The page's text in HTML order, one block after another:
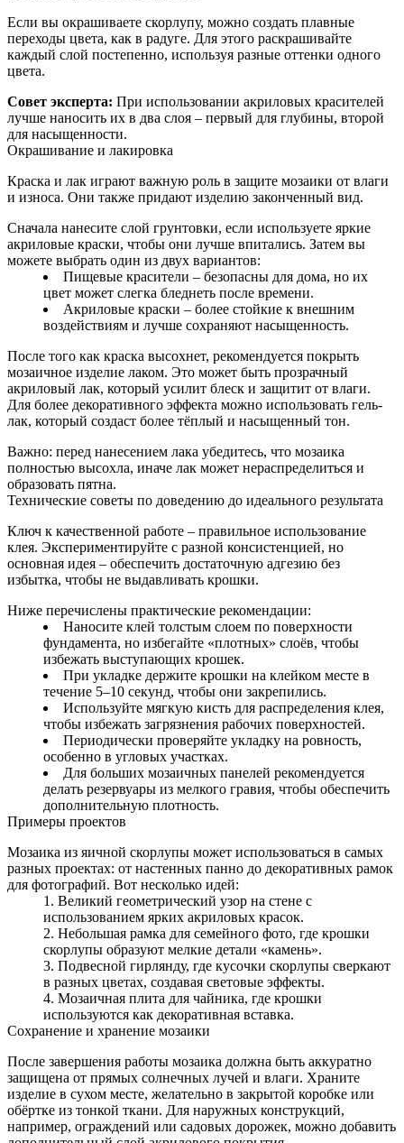
Если вы окрашиваете скорлупу, можно создать плавные
переходы цвета, как в радуге. Для этого раскрашивайте
каждый слой постепенно, используя разные оттенки одного
цвета.
Совет эксперта: При использовании акриловых красителей
лучше наносить их в два слоя – первый для глубины, второй
для насыщенности.
Окрашивание и лакировка
Краска и лак играют важную роль в защите мозаики от влаги
и износа. Они также придают изделию законченный вид.
Сначала нанесите слой грунтовки, если используете яркие
акриловые краски, чтобы они лучше впитались. Затем вы
можете выбрать один из двух вариантов:
Пищевые красители – безопасны для дома, но их
цвет может слегка бледнеть после времени.
Акриловые краски – более стойкие к внешним
воздействиям и лучше сохраняют насыщенность.
После того как краска высохнет, рекомендуется покрыть
мозаичное изделие лаком. Это может быть прозрачный
акриловый лак, который усилит блеск и защитит от влаги.
Для более декоративного эффекта можно использовать гель-
лак, который создаст более тёплый и насыщенный тон.
Важно: перед нанесением лака убедитесь, что мозаика
полностью высохла, иначе лак может нераспределиться и
образовать пятна.
Технические советы по доведению до идеального результата
Ключ к качественной работе – правильное использование
клея. Экспериментируйте с разной консистенцией, но
основная идея – обеспечить достаточную адгезию без
избытка, чтобы не выдавливать крошки.
Ниже перечислены практические рекомендации:
Наносите клей толстым слоем по поверхности
фундамента, но избегайте «плотных» слоёв, чтобы
избежать выступающих крошек.
При укладке держите крошки на клейком месте в
течение 5–10 секунд, чтобы они закрепились.
Используйте мягкую кисть для распределения клея,
чтобы избежать загрязнения рабочих поверхностей.
Периодически проверяйте укладку на ровность,
особенно в угловых участках.
Для больших мозаичных панелей рекомендуется
делать резервуары из мелкого гравия, чтобы обеспечить
дополнительную плотность.
Примеры проектов
Мозаика из яичной скорлупы может использоваться в самых
разных проектах: от настенных панно до декоративных рамок
для фотографий. Вот несколько идей:
Великий геометрический узор на стене с
использованием ярких акриловых красок.
Небольшая рамка для семейного фото, где крошки
скорлупы образуют мелкие детали «камень».
Подвесной гирлянду, где кусочки скорлупы сверкают
в разных цветах, создавая световые эффекты.
Мозаичная плита для чайника, где крошки
используются как декоративная вставка.
Сохранение и хранение мозаики
После завершения работы мозаика должна быть аккуратно
защищена от прямых солнечных лучей и влаги. Храните
изделие в сухом месте, желательно в закрытой коробке или
обёртке из тонкой ткани. Для наружных конструкций,
например, ограждений или садовых дорожек, можно добавить